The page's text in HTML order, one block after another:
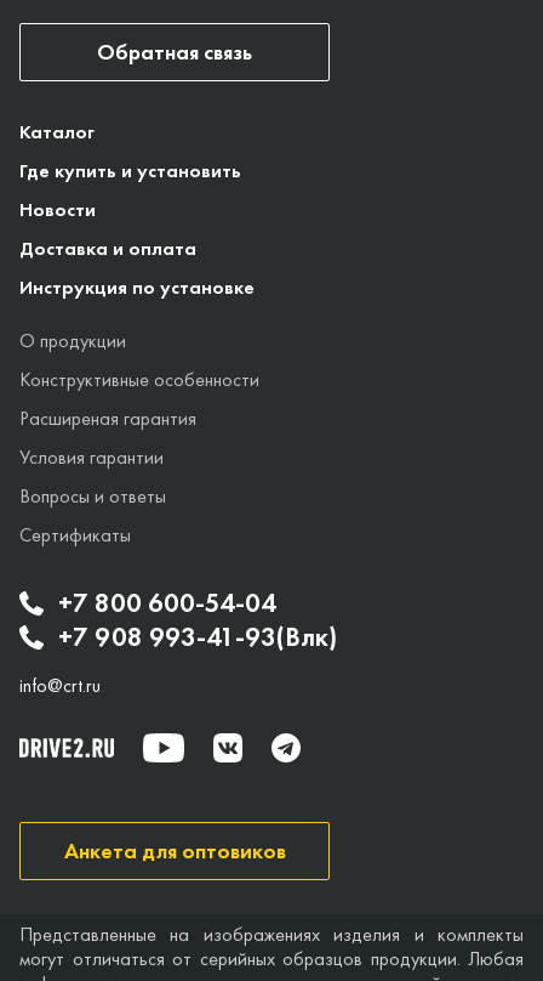
+7 800 600-54-04
+7 908 993-41-93(Влк)
info@crt.ru
Каталог
Где купить и установить
Новости
Доставка и оплата
Инструкция по установке
О продукции
Конструктивные особенности
Расширеная гарантия
Условия гарантии
Вопросы и ответы
Сертификаты
Анкета для оптовиков
Обратная связь
Представленные на изображениях изделия и комплекты
могут отличаться от серийных образцов продукции. Любая